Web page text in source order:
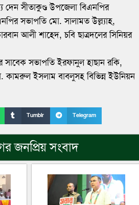
দেন সীতাকুণ্ড উপজেলা বিএনপির
সভাপতি মো. সালামত উল্ল্যাহ,
আলী শাহেদ, চবি ছাত্রদলের সিনিয়র
সাবেক সভাপতি ইরফানুল হাছান রকি,
কামরুল ইসলাম বাবলুসহ বিভিন্ন ইউনিয়ন
Tumblr Telegram
জনপ্রিয় সংবাদ